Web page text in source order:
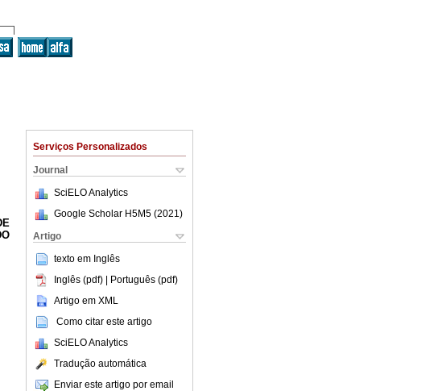
Serviços Personalizados
Journal
SciELO Analytics
Google Scholar H5M5 (2021 )
Artigo
texto em Inglês
Inglês (pdf) | Português (pdf)
Artigo em XML
Como citar este artigo
SciELO Analytics
Tradução automática
Enviar este artigo por email